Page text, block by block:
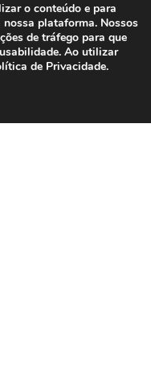
tratará
chamadas
os
digital.
o conteúdo e para
plataforma. Nossos
de tráfego para que
Ao utilizar
de Privacidade.